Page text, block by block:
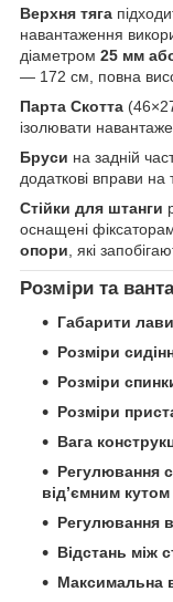
Верхня тяга
навантаження
діаметром 25 мм
— 172 см, повна
Парта Скотта
ізолювати
Бруси на задній
додаткові вправи на
Стійки для штанги
оснащені
опори, які
Розміри та
Габарити
Розміри
Розміри
Розміри
Вага
Регулювання
від’ємним кутом
Регулювання
Відстань між
Максимальна